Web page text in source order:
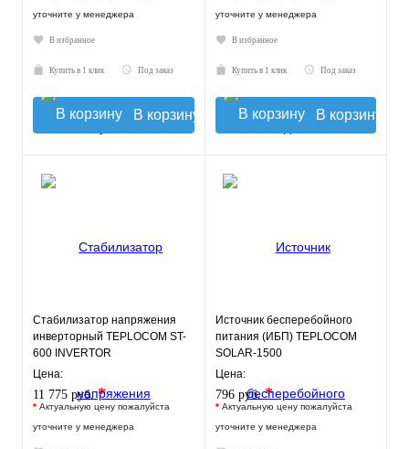
уточните у менеджера
В избранное
Купить в 1 клик Под заказ
В корзину
уточните у менеджера
В избранное
Купить в 1 клик Под заказ
В корзину
Стабилизатор напряжения
инверторный TEPLOCOM ST-
600 INVERTOR
Цена:
11 775 руб.*
* Актуальную цену пожалуйста
уточните у менеджера
Источник бесперебойного
питания (ИБП) TEPLOCOM
SOLAR-1500
Цена:
796 руб.*
* Актуальную цену пожалуйста
уточните у менеджера